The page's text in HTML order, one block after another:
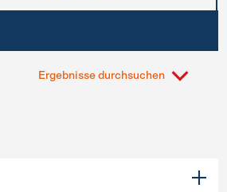
Ergebnisse durchsuchen